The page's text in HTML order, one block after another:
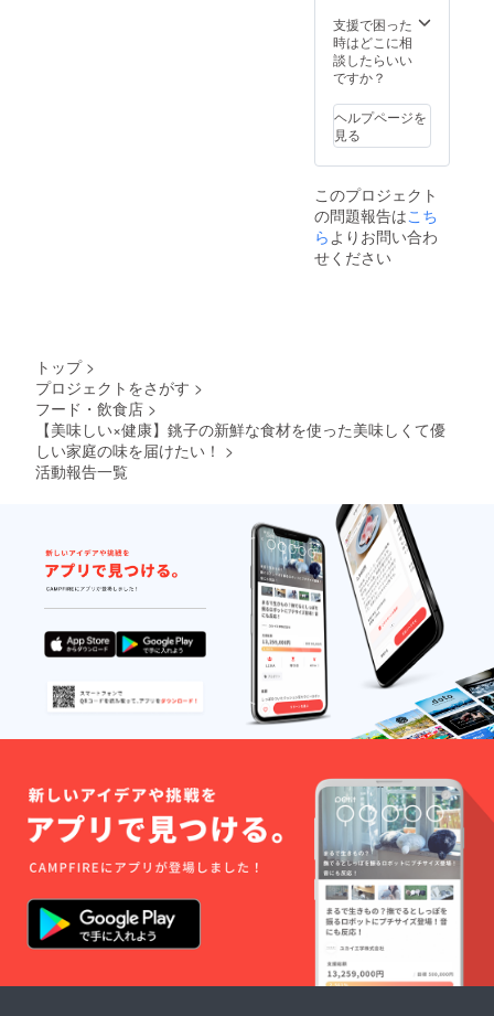
しいですよ。
ためには、解凍後グリルで
焼くと良いです。ネーミン
グ由来「銚子きゃべこの
SOZAIシリーズ」という名
子と、その銚子で育った美
味しいキャベツを多くの人
に知ってもらいたいと思
い、皆様に親しまれるよう
な可愛らしいネーミングを
と思い、名付けました。調
理済みの食品を、作り立て
そのまますぐに真空パック
と、ネットを通じて全国に
販売できる仕組み、それら
を駆使して『クッキング
DEN』の料理を全国にお届
けできるサービスが実現し
ニューをバラエティ豊富に
きくだ
さい
（午前
中/14-
時/16-
時/18-
20
21時か
ら選
択） ※
その他
にお書
きくだ
さい
（午前
16
時/16-
18
時/18-
時/19-
21時か
ら選
択） ※
その他
です。
さら
に！感
謝の気
込め
て、試
作品
『特製
トポテ
ト』を
おつけ
いたし
ます。
届けと
なりま
届けい
たしま
す。 ※
送料込
みの金
額で
す。 ※
配達時
間指定
がある
場合は
備考欄
にお書
きくだ
（午前
中/14-
16
時/16-
18
時/18-
20
時/19-
21時か
択） ※
その他
ご希望
支援で困った
時はどこに相
談したらいい
ですか？
ヘルプページを
見る
このプロジェクト
の問題報告はこち
らよりお問い合わ
せください
トップ >
プロジェクトをさがす >
フード・飲食店 >
【美味しい×健康】銚子の新鮮な食材を使った美味しくて優
しい家庭の味を届けたい！ >
活動報告一覧